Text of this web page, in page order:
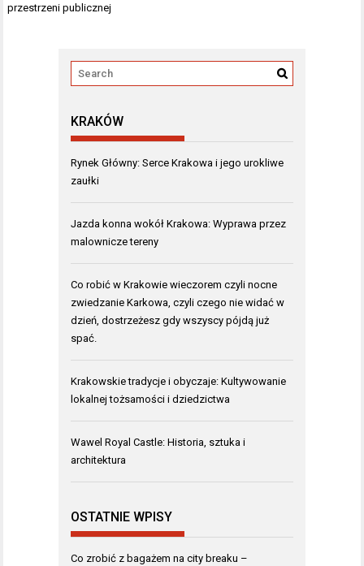
przestrzeni publicznej
KRAKÓW
Rynek Główny: Serce Krakowa i jego urokliwe
zaułki
Jazda konna wokół Krakowa: Wyprawa przez
malownicze tereny
Co robić w Krakowie wieczorem czyli nocne
zwiedzanie Karkowa, czyli czego nie widać w
dzień, dostrzeżesz gdy wszyscy pójdą już
spać.
Krakowskie tradycje i obyczaje: Kultywowanie
lokalnej tożsamości i dziedzictwa
Wawel Royal Castle: Historia, sztuka i
architektura
OSTATNIE WPISY
Co zrobić z bagażem na city breaku –